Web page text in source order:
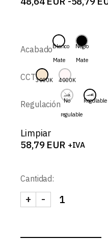
Rango
48,64 EUR
hasta
58,79 EUR
AcabadoBlanco
Mate
Negro
Mate
CCT3000K 4000K
Regulación No
regulable
Regulable
Limpiar
58,79 EUR +IVA
Cantidad:
TIVO-SPOT
-
+